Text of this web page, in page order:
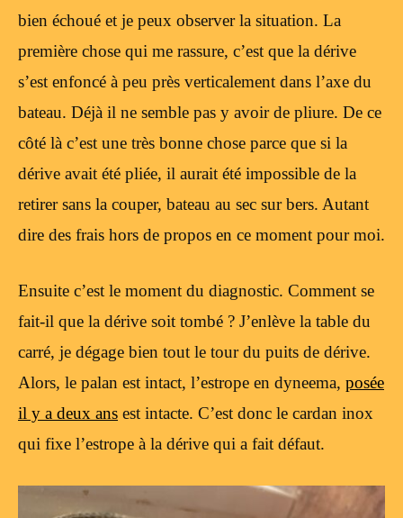
bien échoué et je peux observer la situation. La
première chose qui me rassure, c’est que la dérive
s’est enfoncé à peu près verticalement dans l’axe du
bateau. Déjà il ne semble pas y avoir de pliure. De ce
côté là c’est une très bonne chose parce que si la
dérive avait été pliée, il aurait été impossible de la
retirer sans la couper, bateau au sec sur bers. Autant
dire des frais hors de propos en ce moment pour moi.
Ensuite c’est le moment du diagnostic. Comment se
fait-il que la dérive soit tombé ? J’enlève la table du
carré, je dégage bien tout le tour du puits de dérive.
Alors, le palan est intact, l’estrope en dyneema, posée
il y a deux ans est intacte. C’est donc le cardan inox
qui fixe l’estrope à la dérive qui a fait défaut.